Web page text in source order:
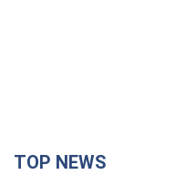
TOP NEWS